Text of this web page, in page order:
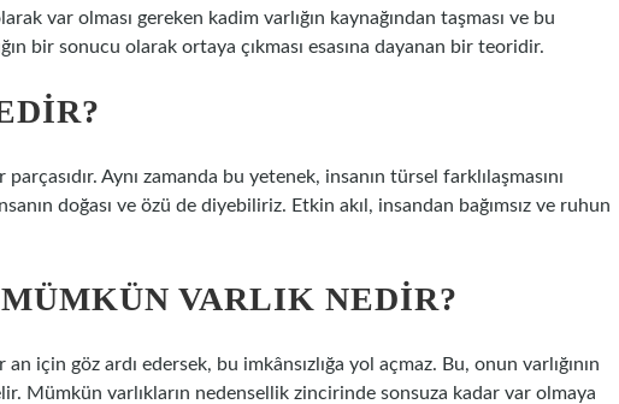
var olması gereken kadim varlığın kaynağından taşması ve bu
bir sonucu olarak ortaya çıkması esasına dayanan bir teoridir.
Aynı zamanda bu yetenek, insanın türsel farklılaşmasını
doğası ve özü de diyebiliriz. Etkin akıl, insandan bağımsız ve ruhun
VARLIK NEDIR?
an için göz ardı edersek, bu imkânsızlığa yol açmaz. Bu, onun varlığının
Mümkün varlıkların nedensellik zincirinde sonsuza kadar var olmaya